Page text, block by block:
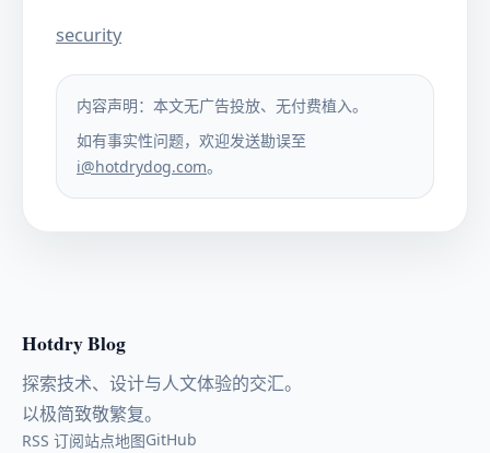
security
内容声明：本文无广告投放、无付费植入。
如有事实性问题，欢迎发送勘误至
i@hotdrydog.com。
Hotdry Blog
探索技术、设计与人文体验的交汇。
以极简致敬繁复。
RSS 订阅站点地图GitHub